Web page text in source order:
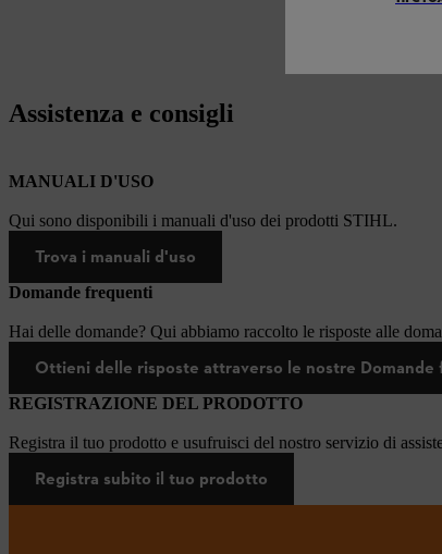
Assistenza e consigli
MANUALI D'USO
Qui sono disponibili i manuali d'uso dei prodotti STIHL.
Trova i manuali d'uso
Domande frequenti
Hai delle domande? Qui abbiamo raccolto le risposte alle
Ottieni delle risposte attraverso le nostre
REGISTRAZIONE DEL PRODOTTO
Registra il tuo prodotto e usufruisci del nostro servizio di
Registra subito il tuo prodotto